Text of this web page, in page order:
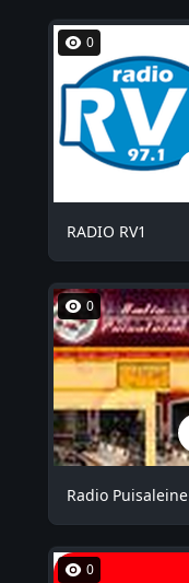
0
RADIO RV1
0
Radio Puisaleine
0